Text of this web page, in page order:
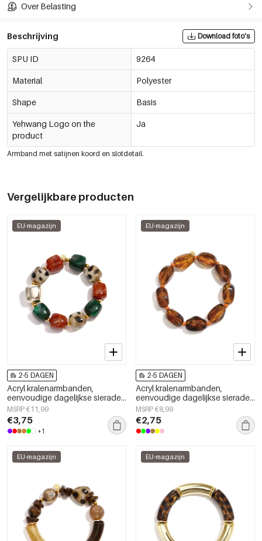
Over Belasting
Beschrijving Download foto's
SPU ID 9264
Material Polyester
Shape Basis
Yehwang Logo on the
product
Ja
Armband met satijnen koord en slotdetail.
Vergelijkbare producten
EU-magazijn
2-5 DAGEN
Acryl kralenarmbanden,
eenvoudige dagelijkse sieraden
uit de Simple Series voor dames.
MSRP €11,99
€3,75
+1
EU-magazijn
2-5 DAGEN
Acryl kralenarmbanden,
eenvoudige dagelijkse sieraden
uit de Simple Series voor dames.
MSRP €8,99
€2,75
EU-magazijn EU-magazijn